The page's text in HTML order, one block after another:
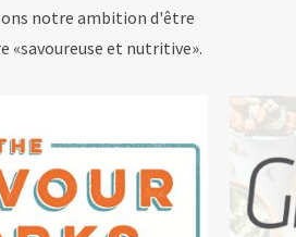
notre ambition d'être
et nutritive».